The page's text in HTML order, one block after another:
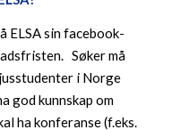
ELSA sin facebook-
Søker må
i Norge
god kunnskap om
ha konferanse (f.eks.